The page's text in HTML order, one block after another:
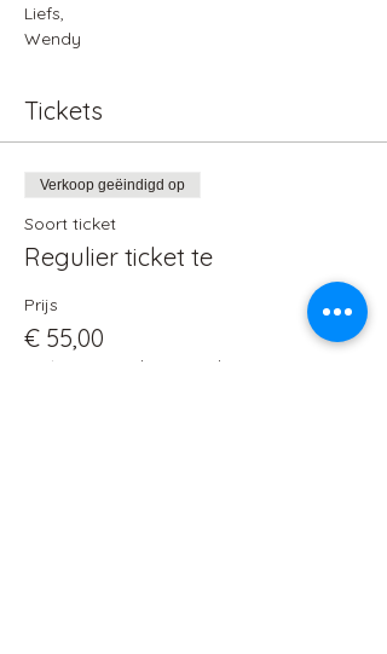
Liefs,
Wendy
Tickets
Verkoop geëindigd op
Soort ticket
Regulier ticket te
Prijs
€ 55,00
+€ 1,38 servicekosten ticket